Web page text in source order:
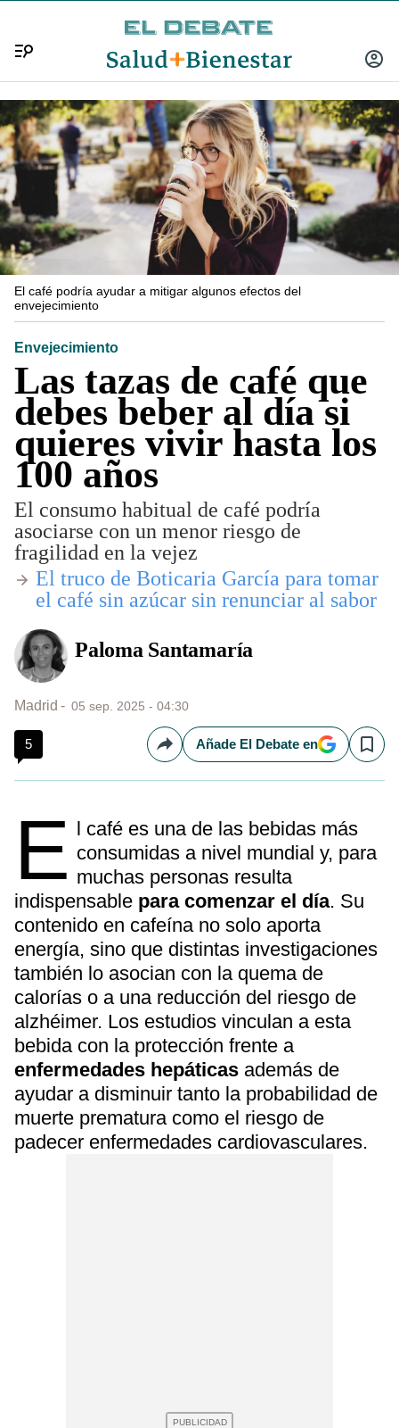
INICIAR
El café podría ayudar a mitigar algunos efectos del
envejecimiento
Envejecimiento
Las tazas de café que
debes beber al día si
quieres vivir hasta los
100 años
El consumo habitual de café podría
asociarse con un menor riesgo de
fragilidad en la vejez
El truco de Boticaria García para tomar
el café sin azúcar sin renunciar al sabor
Paloma Santamaría
Madrid 05 sep. 2025 - 04:30
5 CompartirAñade El Debate en Save
E l café es una de las bebidas más
consumidas a nivel mundial y, para
muchas personas resulta
indispensable para comenzar el día. Su
contenido en cafeína no solo aporta
energía, sino que distintas investigaciones
también lo asocian con la quema de
calorías o a una reducción del riesgo de
alzhéimer. Los estudios vinculan a esta
bebida con la protección frente a
enfermedades hepáticas además de
ayudar a disminuir tanto la probabilidad de
muerte prematura como el riesgo de
padecer enfermedades cardiovasculares.